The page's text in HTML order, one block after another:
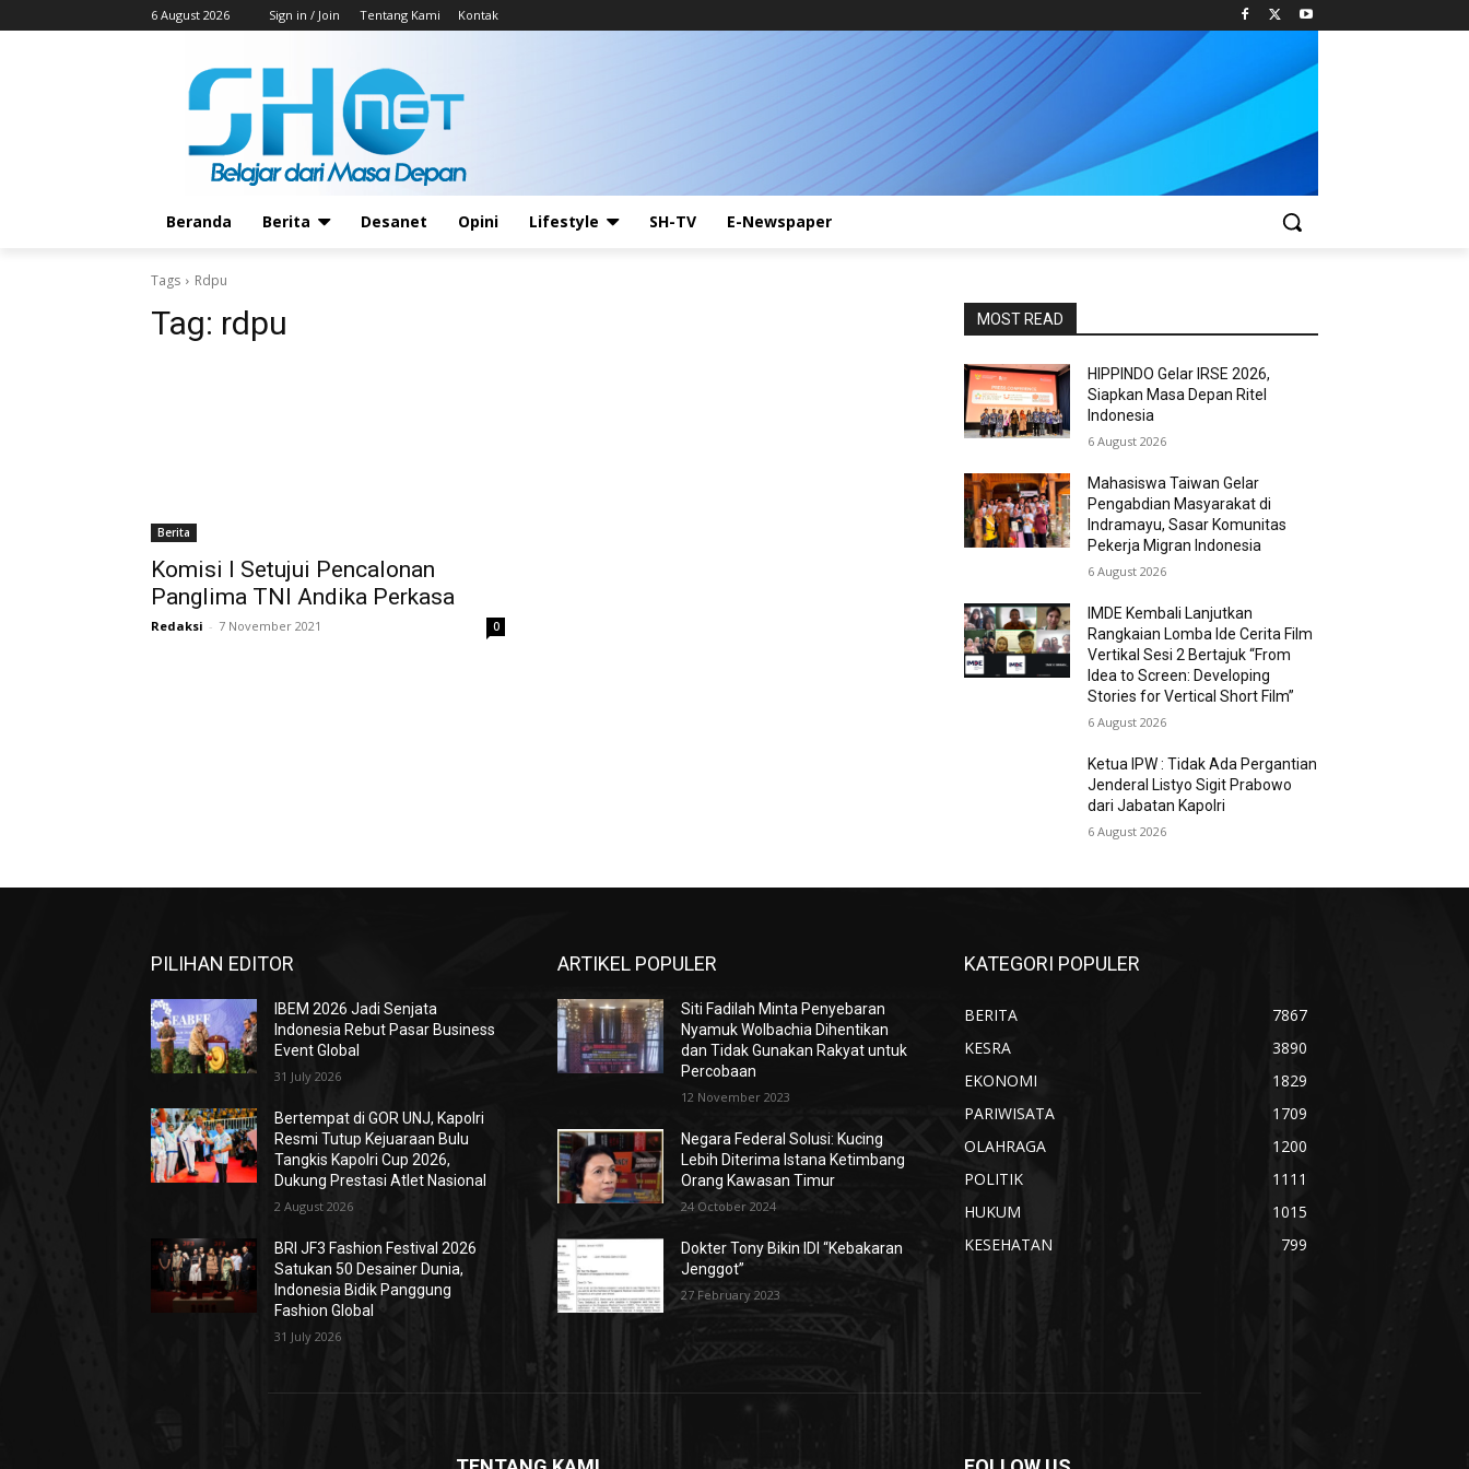
6 August 2026 Sign in / Join Tentang Kami Kontak
Beranda Berita Desanet Opini Lifestyle SH-TV E-Newspaper
Tags Rdpu
Tag: rdpu
Berita
Komisi I Setujui Pencalonan
Panglima TNI Andika Perkasa
Redaksi - 7 November 2021 0
MOST READ
HIPPINDO Gelar IRSE 2026,
Siapkan Masa Depan Ritel
Indonesia
6 August 2026
Mahasiswa Taiwan Gelar
Pengabdian Masyarakat di
Indramayu, Sasar Komunitas
Pekerja Migran Indonesia
6 August 2026
IMDE Kembali Lanjutkan
Rangkaian Lomba Ide Cerita Film
Vertikal Sesi 2 Bertajuk “From
Idea to Screen: Developing
Stories for Vertical Short Film”
6 August 2026
Ketua IPW : Tidak Ada Pergantian
Jenderal Listyo Sigit Prabowo
dari Jabatan Kapolri
6 August 2026
PILIHAN EDITOR
IBEM 2026 Jadi Senjata
Indonesia Rebut Pasar Business
Event Global
31 July 2026
Bertempat di GOR UNJ, Kapolri
Resmi Tutup Kejuaraan Bulu
Tangkis Kapolri Cup 2026,
Dukung Prestasi Atlet Nasional
2 August 2026
BRI JF3 Fashion Festival 2026
Satukan 50 Desainer Dunia,
Indonesia Bidik Panggung
Fashion Global
31 July 2026
ARTIKEL POPULER
Siti Fadilah Minta Penyebaran
Nyamuk Wolbachia Dihentikan
dan Tidak Gunakan Rakyat untuk
Percobaan
12 November 2023
Negara Federal Solusi: Kucing
Lebih Diterima Istana Ketimbang
Orang Kawasan Timur
24 October 2024
Dokter Tony Bikin IDI “Kebakaran
Jenggot”
27 February 2023
KATEGORI POPULER
BERITA
7867
KESRA
3890
EKONOMI
1829
PARIWISATA
1709
OLAHRAGA
1200
POLITIK
1111
HUKUM
1015
KESEHATAN
799